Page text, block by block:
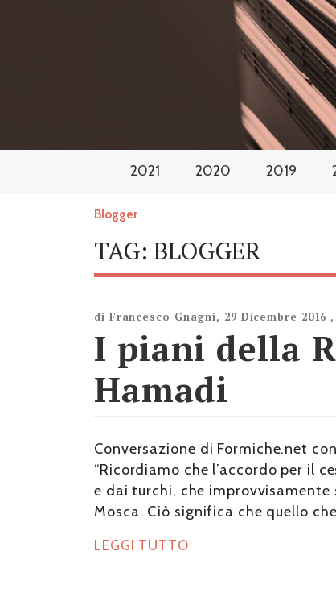
2021 2020 2019
Blogger
TAG: BLOGGER
di Francesco Gnagni, 29 Dicembre 2016
I piani della
Hamadi
Conversazione di Formiche.net
“Ricordiamo che l’accordo per il
e dai turchi, che
Mosca. Ciò significa che quello
LEGGI TUTTO